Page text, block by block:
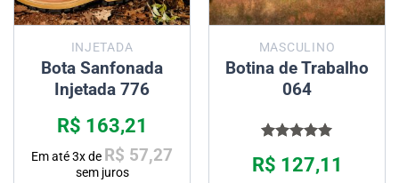
INJETADA
Bota Sanfonada
Injetada 776
R$ 163,21
Em até3x de R$ 57,27
sem juros
MASCULINO
Botina de Trabalho
064
5.00 de 5
R$ 127,11